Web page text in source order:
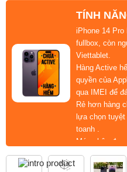
TÍNH
iPhone 14 Pro
fullbox, còn
Viettablet.
Hàng Active
quyền của
qua IMEI để
Rẻ hơn hàng
lựa chọn
toanh .
Máy nhận
Apple A16kết
Màn hình